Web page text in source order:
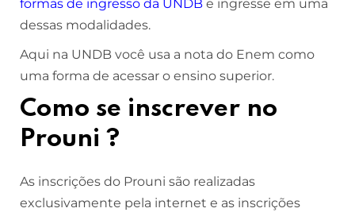
formas de ingresso da UNDB e ingresse em uma
dessas modalidades.
Aqui na UNDB você usa a nota do Enem como
uma forma de acessar o ensino superior.
Como se inscrever no
Prouni ?
As inscrições do Prouni são realizadas
exclusivamente pela internet e as inscrições